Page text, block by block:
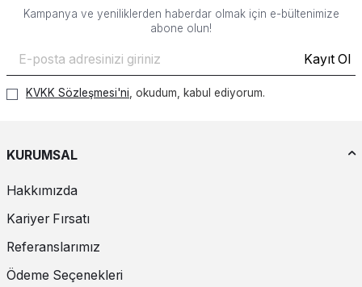
Kampanya ve yeniliklerden haberdar olmak için e-bültenimize
abone olun!
Kayıt Ol
KVKK Sözleşmesi'ni, okudum, kabul ediyorum.
KURUMSAL
Hakkımızda
Kariyer Fırsatı
Referanslarımız
Ödeme Seçenekleri